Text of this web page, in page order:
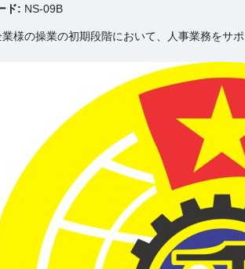
ド: NS-09B
業様の操業の初期段階において、人事業務をサ